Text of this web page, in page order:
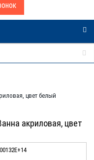
цвет белый
акриловая, цвет